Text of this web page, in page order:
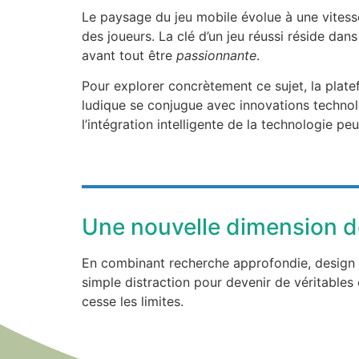
Le paysage du jeu mobile évolue à une
des joueurs. La clé d’un jeu réussi réside
avant tout être passionnante.
Pour explorer concrètement ce sujet, la
ludique se conjugue avec innovations
l’intégration intelligente de la technologie
Une nouvelle dimension
En combinant recherche approfondie,
simple distraction pour devenir de
cesse les limites.